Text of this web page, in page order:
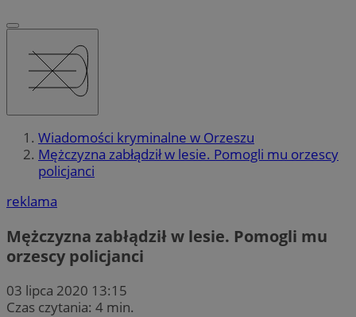
Wiadomości kryminalne w Orzeszu
Mężczyzna zabłądził w lesie. Pomogli mu orzescy
policjanci
reklama
Mężczyzna zabłądził w lesie. Pomogli mu
orzescy policjanci
03 lipca 2020 13:15
Czas czytania: 4 min.